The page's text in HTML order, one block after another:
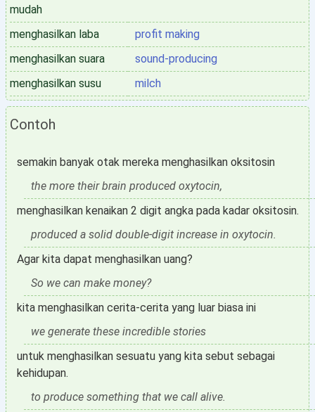
mudah
menghasilkan laba
profit making
menghasilkan suara
sound-producing
menghasilkan susu
milch
Contoh
semakin banyak otak mereka menghasilkan oksitosin
the more their brain produced oxytocin,
menghasilkan kenaikan 2 digit angka pada kadar oksitosin.
produced a solid double-digit increase in oxytocin.
Agar kita dapat menghasilkan uang?
So we can make money?
kita menghasilkan cerita-cerita yang luar biasa ini
we generate these incredible stories
untuk menghasilkan sesuatu yang kita sebut sebagai
kehidupan.
to produce something that we call alive.